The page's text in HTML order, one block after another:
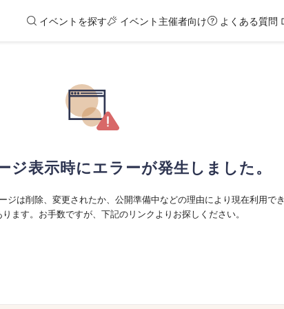
イベントを探す イベント主催者向け よくある質問
ジ表示時にエラーが発生しました。
ジは削除、変更されたか、公開準備中などの理由により現在利用でき
ます。お手数ですが、下記のリンクよりお探しください。